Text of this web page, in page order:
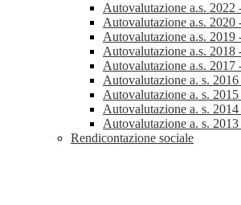
Autovalutazione a.s. 2022
Autovalutazione a.s. 2020
Autovalutazione a.s. 2019
Autovalutazione a.s. 2018
Autovalutazione a.s. 2017
Autovalutazione a. s.
Autovalutazione a. s.
Autovalutazione a. s.
Autovalutazione a. s.
Rendicontazione sociale